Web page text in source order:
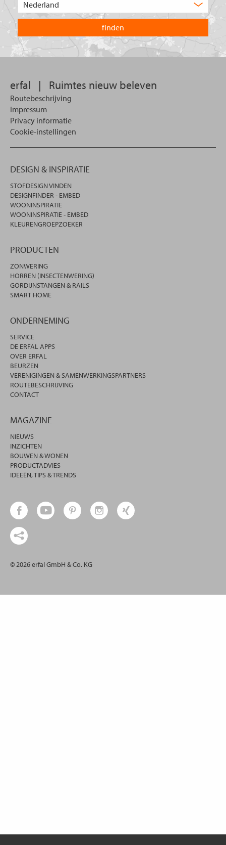
u?
land
waarin
u
wilt
zoeken.
erfal | Ruimtes nieuw beleven
Routebeschrijving
Impressum
Privacy informatie
Cookie-instellingen
DESIGN & INSPIRATIE
STOFDESIGN VINDEN
DESIGNFINDER - EMBED
WOONINSPIRATIE
WOONINSPIRATIE - EMBED
KLEURENGROEPZOEKER
PRODUCTEN
ZONWERING
HORREN (INSECTENWERING)
GORDIJNSTANGEN & RAILS
SMART HOME
ONDERNEMING
SERVICE
DE ERFAL APPS
OVER ERFAL
BEURZEN
VERENIGINGEN & SAMENWERKINGSPARTNERS
ROUTEBESCHRIJVING
CONTACT
MAGAZINE
NIEUWS
INZICHTEN
BOUWEN & WONEN
PRODUCTADVIES
IDEEËN, TIPS & TRENDS
© 2026 erfal GmbH & Co. KG